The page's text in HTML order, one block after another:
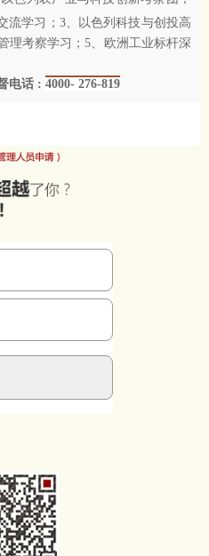
流学习；3、以色列科技与创投高
理考察学习；5、欧洲工业标杆深
电话 : 4000- 276-819